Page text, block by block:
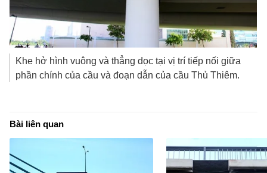
Khe hở hình vuông và thẳng dọc tại vị trí tiếp nối giữa
phần chính của cầu và đoạn dẫn của cầu Thủ Thiêm.
Bài liên quan